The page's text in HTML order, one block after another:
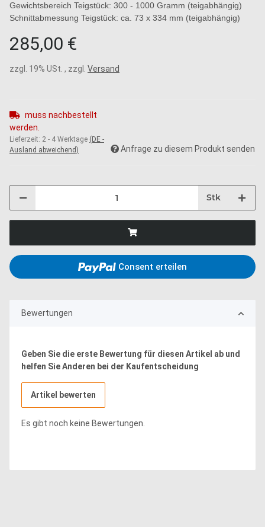
Gewichtsbereich Teigstück: 300 - 1000 Gramm (teigabhängig)
Schnittabmessung Teigstück: ca. 73 x 334 mm (teigabhängig)
285,00 €
zzgl. 19% USt. , zzgl. Versand
muss nachbestellt
werden.
Lieferzeit: 2 - 4 Werktage (DE -
Ausland abweichend)
Anfrage zu diesem Produkt senden
Stk
Consent erteilen
Bewertungen
Geben Sie die erste Bewertung für diesen Artikel ab und
helfen Sie Anderen bei der Kaufentscheidung
Artikel bewerten
Es gibt noch keine Bewertungen.